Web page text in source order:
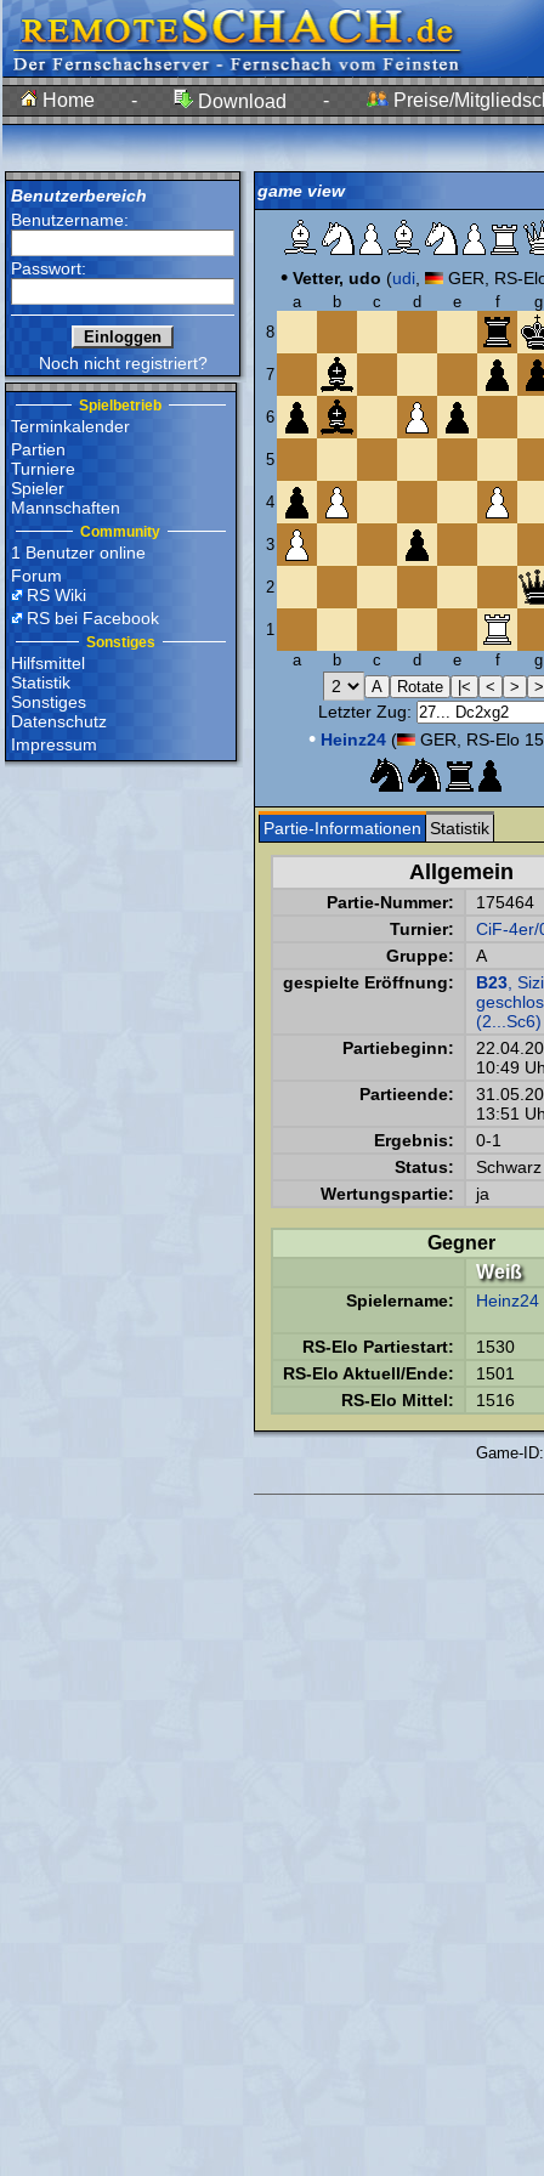
Home - Download - Preise/
Benutzerbereich
Benutzername:
Passwort:
Noch nicht registriert?
Spielbetrieb
Terminkalender
Partien
Turniere
Spieler
Mannschaften
Community
1 Benutzer online
Forum
RS Wiki
RS bei Facebook
Sonstiges
Hilfsmittel
Statistik
Sonstiges
Datenschutz
Impressum
game view
• Vetter, udo (udi, GER, RS-
a b c d e f
g
8
7
6
5
4
3
2
1
a
b c d e f g
Letzter Zug:
• Heinz24( GER, RS-Elo
Partie-Informationen Statistik
Allgemein
Partie-Nummer:
175464
Turnier:
CiF-4er/
Gruppe:
A
gespielte Eröffnung:
B23 ,
(2...Sc6)
Partiebeginn:
10:49
Partieende:
13:51
Ergebnis:
0-1
Status:
Wertungspartie:
ja
Gegner
Weiß
Spielername: Heinz24
RS-Elo Partiestart:
1530
RS-Elo Aktuell/Ende:
1501
RS-Elo Mittel:
1516
Game-